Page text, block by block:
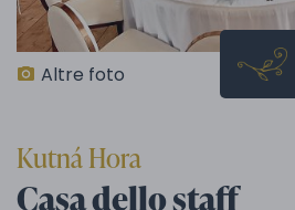
Altre foto
Kutná Hora
Casa dello staff